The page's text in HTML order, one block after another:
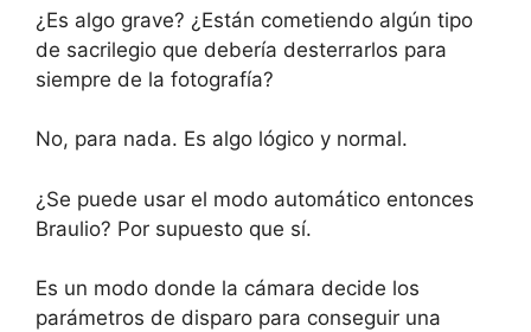
¿Es algo grave? ¿Están cometiendo algún tipo
de sacrilegio que debería desterrarlos para
siempre de la fotografía?
No, para nada. Es algo lógico y normal.
¿Se puede usar el modo automático entonces
Braulio? Por supuesto que sí.
Es un modo donde la cámara decide los
parámetros de disparo para conseguir una